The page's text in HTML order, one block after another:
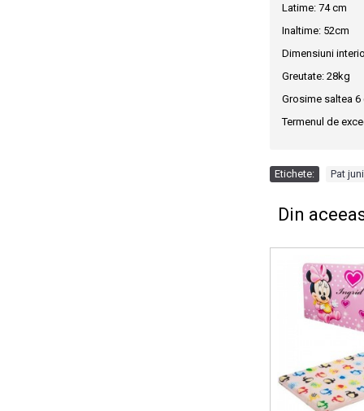
Latime: 74 cm
Inaltime: 52cm
Dimensiuni
Greutate: 28kg
Grosime saltea
Termenul de
Etichete: Pat
Din